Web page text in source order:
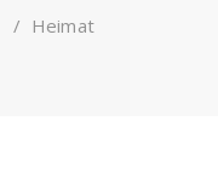
/ Heimat